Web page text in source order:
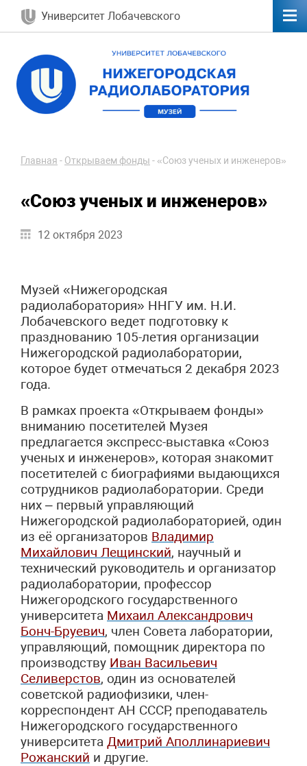
Университет Лобачевского
Главная - Открываем фонды -«Союз ученых и инженеров»
«Союз ученых и инженеров»
12 октября 2023
Музей «Нижегородская
радиолаборатория» ННГУ им. Н.И.
Лобачевского ведет подготовку к
празднованию 105-летия организации
Нижегородской радиолаборатории,
которое будет отмечаться 2 декабря 2023
года.
В рамках проекта «Открываем фонды»
вниманию посетителей Музея
предлагается экспресс-выставка «Союз
ученых и инженеров», которая знакомит
посетителей с биографиями выдающихся
сотрудников радиолаборатории. Среди
них – первый управляющий
Нижегородской радиолабораторией, один
из её организаторов Владимир
Михайлович Лещинский, научный и
технический руководитель и организатор
радиолаборатории, профессор
Нижегородского государственного
университета Михаил Александрович
Бонч-Бруевич, член Совета лаборатории,
управляющий, помощник директора по
производству Иван Васильевич
Селиверстов, один из основателей
советской радиофизики, член-
корреспондент АН СССР, преподаватель
Нижегородского государственного
университета Дмитрий Аполлинариевич
Рожанский и другие.